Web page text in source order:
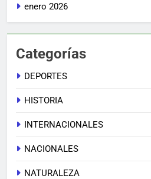
enero 2026
Categorías
DEPORTES
HISTORIA
INTERNACIONALES
NACIONALES
NATURALEZA